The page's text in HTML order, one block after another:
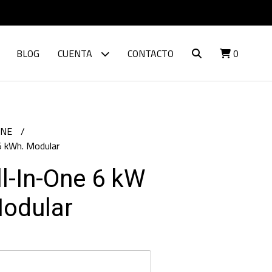
BLOG CUENTA CONTACTO 0
Modular
In-One 6 kW